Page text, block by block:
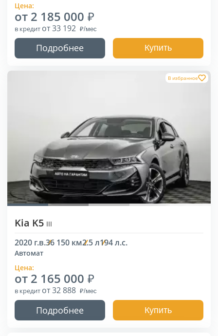
Цена:
от 2 185 000
в кредит от 33 192
Подробнее Купить
В избранное
Kia K5 III
2020 г.в.36 150 км2.5 л194 л.с.
Автомат
Цена:
от 2 165 000
в кредит от 32 888
Подробнее Купить